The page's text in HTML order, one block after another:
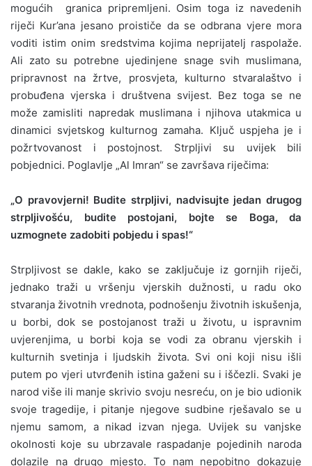
mogućih granica pripremljeni. Osim toga iz navedenih
riječi Kur’ana jesano proističe da se odbrana vjere mora
voditi istim onim sredstvima kojima neprijatelj raspolaže.
Ali zato su potrebne ujedinjene snage svih muslimana,
pripravnost na žrtve, prosvjeta, kulturno stvaralaštvo i
probuđena vjerska i društvena svijest. Bez toga se ne
može zamisliti napredak muslimana i njihova utakmica u
dinamici svjetskog kulturnog zamaha. Ključ uspjeha je i
požrtvovanost i postojnost. Strpljivi su uvijek bili
pobjednici. Poglavlje „Al Imran“ se završava riječima:
„O pravovjerni! Budite strpljivi, nadvisujte jedan drugog
strpljivošću, budite postojani, bojte se Boga, da
uzmognete zadobiti pobjedu i spas!“
Strpljivost se dakle, kako se zaključuje iz gornjih riječi,
jednako traži u vršenju vjerskih dužnosti, u radu oko
stvaranja životnih vrednota, podnošenju životnih iskušenja,
u borbi, dok se postojanost traži u životu, u ispravnim
uvjerenjima, u borbi koja se vodi za obranu vjerskih i
kulturnih svetinja i ljudskih života. Svi oni koji nisu išli
putem po vjeri utvrđenih istina gaženi su i iščezli. Svaki je
narod više ili manje skrivio svoju nesreću, on je bio udionik
svoje tragedije, i pitanje njegove sudbine rješavalo se u
njemu samom, a nikad izvan njega. Uvijek su vanjske
okolnosti koje su ubrzavale raspadanje pojedinih naroda
dolazile na drugo mjesto. To nam nepobitno dokazuje